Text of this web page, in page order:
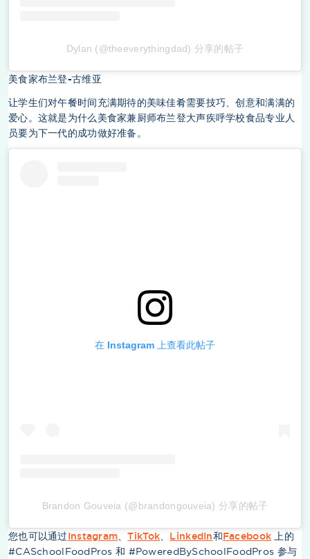
Dylan (@theeverythingdad) 分享的帖子
美食家布兰登-古维亚
让学生们对午餐时间充满期待的美味佳肴需要技巧、创意和满满的
爱心。这就是为什么美食家兼厨师布兰登大声疾呼学校食品专业人
员要为下一代的成功做好准备。
在 Instagram 上查看此帖子
Brandon Gouveia (@brandongouveia) 分享的帖子
您也可以通过Instagram、TikTok、 LinkedIn和Facebook 上的
#CASchoolFoodPros 和 #PoweredBySchoolFoodPros 参与